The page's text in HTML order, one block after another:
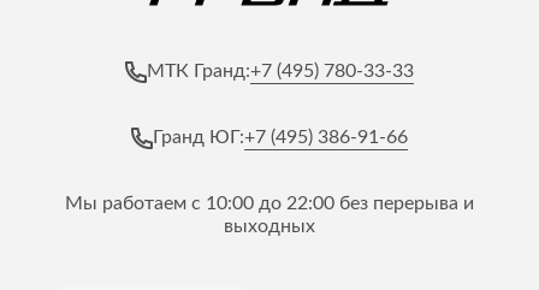
МТК Гранд:+7 (495) 780-33-33
Гранд ЮГ:+7 (495) 386-91-66
Мы работаем с 10:00 до 22:00 без перерыва и
выходных